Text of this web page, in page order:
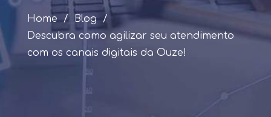
Home / Blog
/
Descubra como agilizar seu atendimento
com os canais digitais da Ouze!